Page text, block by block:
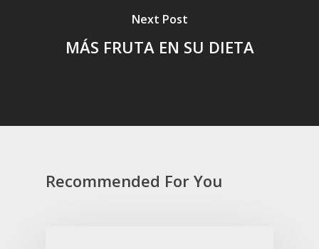
Next Post
MÁS FRUTA EN SU DIETA
Recommended For You